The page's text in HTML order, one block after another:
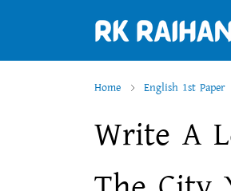
Home English 1st Paper
Write A